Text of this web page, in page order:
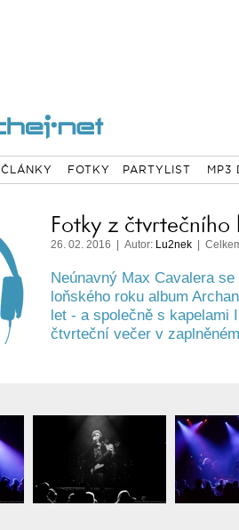
ČLÁNKY FOTKY PARTYLIST MP3
Fotky z čtvrtečního
26. 02. 2016 | Autor: Lu2nek |
Neúnavný Max Cavalera
loňského roku album
let - a společně s kapelami
čtvrteční večer v